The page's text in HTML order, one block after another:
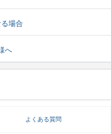
場合
へ
よくある質問